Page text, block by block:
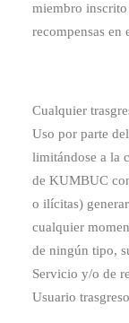
miembro
recompensas en
Cualquier
Uso por parte
limitándose a la
de KUMBUC
o ilícitas)
cualquier
de ningún tipo,
Servicio y/o de
Usuario